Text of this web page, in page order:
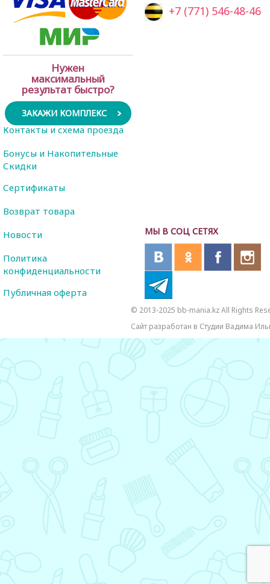
Нужен
максимальный
результат быстро?
ЗАКАЖИ КОМПЛЕКС
+7 (771) 546-48-46
МЫ В СОЦ СЕТЯХ
Контакты и схема проезда
Бонусы и Накопительные
Скидки
Сертификаты
Возврат товара
Новости
Политика
конфиденциальности
Публичная оферта
© 2013-2025 bb-mania.kz All Rights
Сайт разработан в Студии Вадима